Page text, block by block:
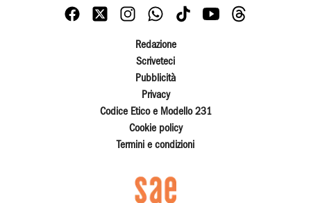
Redazione
Scriveteci
Pubblicità
Privacy
Codice Etico e Modello 231
Cookie policy
Termini e condizioni